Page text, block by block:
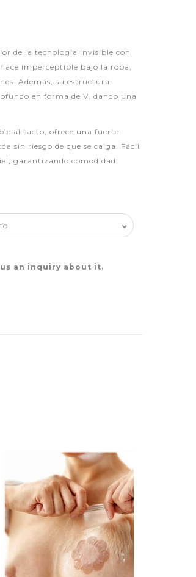
de la tecnología invisible con
imperceptible bajo la ropa,
Además, su estructura
en forma de V, dando una
al tacto, ofrece una fuerte
sin riesgo de que se caiga. Fácil
garantizando comodidad
an inquiry about it.